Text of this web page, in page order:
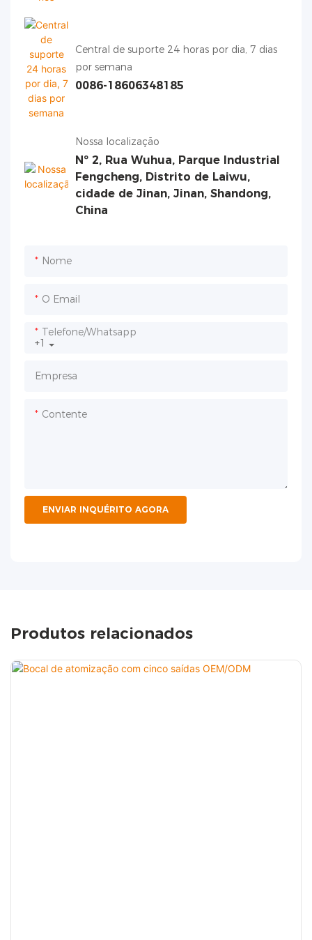
Central de suporte 24 horas por dia, 7 dias
por semana
0086-18606348185
Nossa localização
Nº 2, Rua Wuhua, Parque Industrial
Fengcheng, Distrito de Laiwu,
cidade de Jinan, Jinan, Shandong,
China
Nome
O Email
+1
Telefone/whatsapp
Empresa
Contente
ENVIAR INQUÉRITO AGORA
Produtos relacionados